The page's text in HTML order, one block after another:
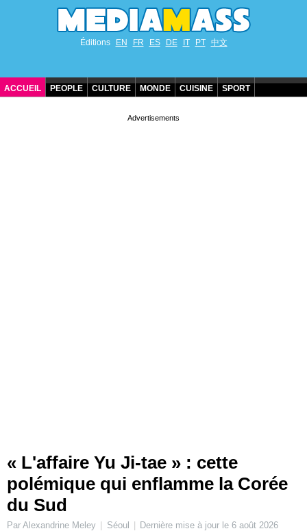
Éditions EN FR ES DE IT PT 中文
ACCUEIL PEOPLE CULTURE MONDE CUISINE SPORT
« L'affaire Yu Ji-tae » : cette
polémique qui enflamme la Corée
du Sud
Par Alexandrine Meley Séoul Dernière mise à jour le6 août 2026